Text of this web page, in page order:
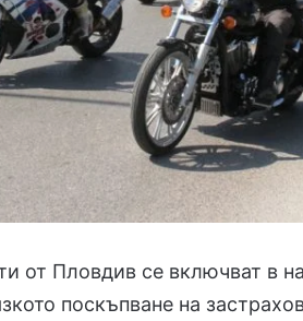
от Пловдив се включват в
поскъпване на